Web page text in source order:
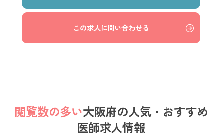
この求人に問い合わせる
閲覧数の多い大阪府の人気・おすすめ
医師求人情報